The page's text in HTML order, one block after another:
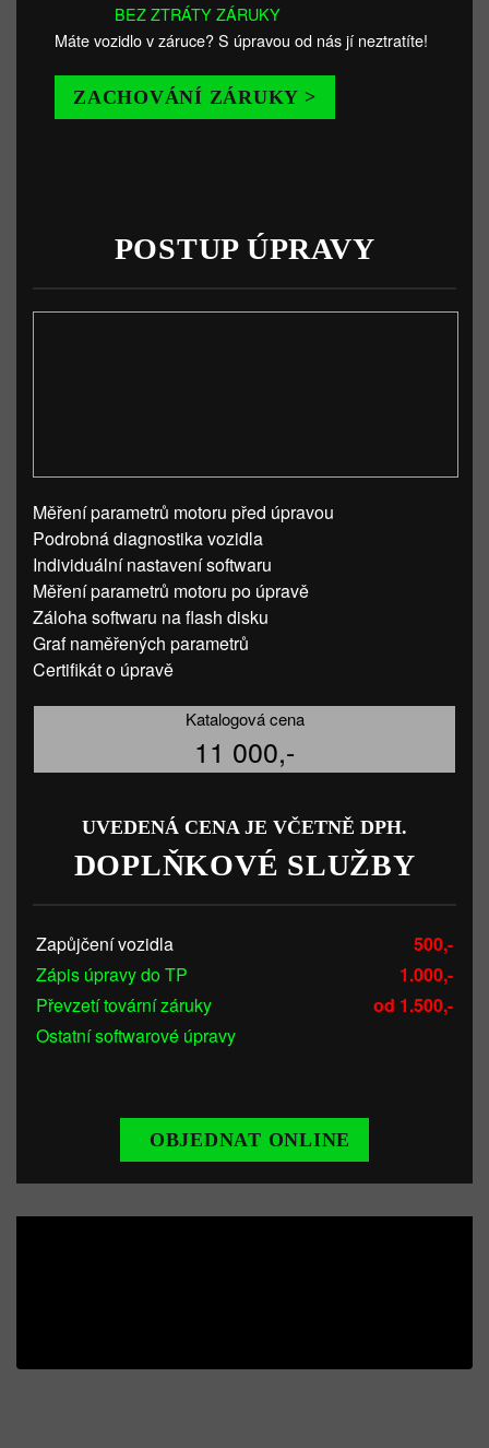
BEZ ZTRÁTY ZÁRUKY
Máte vozidlo v záruce? S úpravou od nás jí neztratíte!
ZACHOVÁNÍ ZÁRUKY >
POSTUP ÚPRAVY
Měření parametrů motoru před úpravou
Podrobná diagnostika vozidla
Individuální nastavení softwaru
Měření parametrů motoru po úpravě
Záloha softwaru na flash disku
Graf naměřených parametrů
Certifikát o úpravě
Katalogová cena
11 000,-
UVEDENÁ CENA JE VČETNĚ DPH.
DOPLŇKOVÉ SLUŽBY
Zapůjčení vozidla
500,-
Zápis úpravy do TP
1.000,-
Převzetí tovární záruky
od 1.500,-
Ostatní softwarové úpravy
OBJEDNAT ONLINE